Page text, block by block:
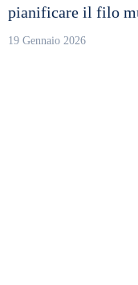
pianificare il filo
19 Gennaio 2026